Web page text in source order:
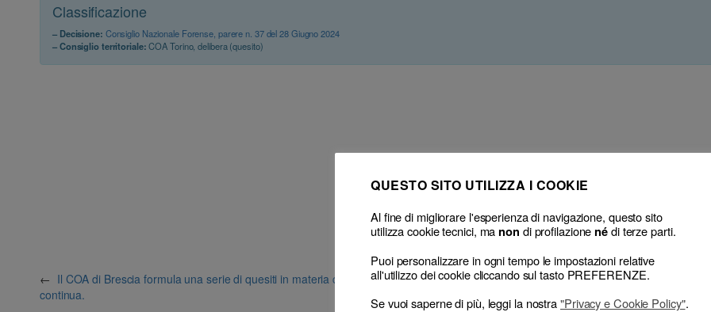
Classificazione
– Decisione: Consiglio Nazionale Forense, parere n. 37 del 28 Giugno 2024
– Consiglio territoriale:COA Torino, delibera (quesito)
← Il COA di Brescia formula una serie di quesiti in materia di formazione
continua.
Procedimento disciplinare: al Giudice di Legittimità non
QUESTO SITO UTILIZZA I COOKIE
Al fine di migliorare l'esperienza di navigazione, questo sito
utilizza cookie tecnici, ma non di profilazione nédi terze parti.
Puoi personalizzare in ogni tempo le impostazioni relative
all'utilizzo dei cookie cliccando sul tasto PREFERENZE.
Se vuoi saperne di più, leggi la nostra"Privacy e Cookie Policy".